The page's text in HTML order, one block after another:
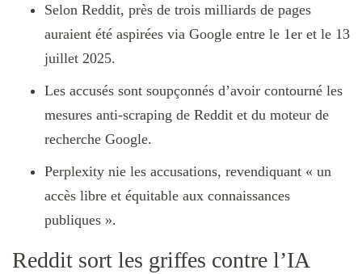
Selon Reddit, près de trois milliards de pages
auraient été aspirées via Google entre le 1er et le 13
juillet 2025.
Les accusés sont soupçonnés d’avoir contourné les
mesures anti-scraping de Reddit et du moteur de
recherche Google.
Perplexity nie les accusations, revendiquant « un
accès libre et équitable aux connaissances
publiques ».
Reddit sort les griffes contre l’IA